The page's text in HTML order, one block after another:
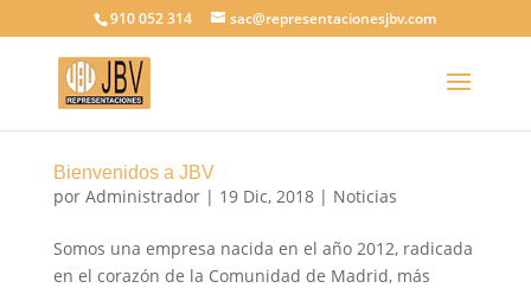
910 052 314 sac@representacionesjbv.com
Bienvenidos a JBV
por Administrador| 19 Dic, 2018| Noticias
Somos una empresa nacida en el año 2012, radicada
en el corazón de la Comunidad de Madrid, más